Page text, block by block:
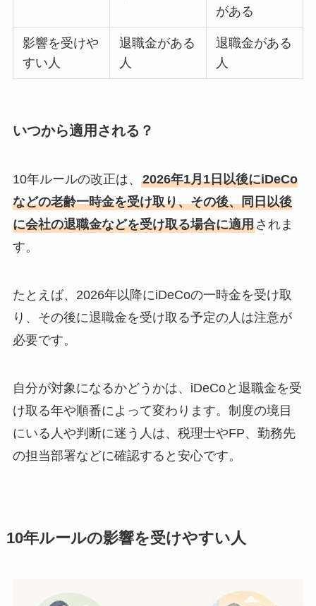
がある
影響を受けや
すい人
退職金がある
人
退職金がある
人
いつから適用される？
10年ルールの改正は、 2026年1月1日以後にiDeCo
などの老齢一時金を受け取り、その後、同日以後
に会社の退職金などを受け取る場合に適用されま
す。
たとえば、2026年以降にiDeCoの一時金を受け取
り、その後に退職金を受け取る予定の人は注意が
必要です。
自分が対象になるかどうかは、iDeCoと退職金を受
け取る年や順番によって変わります。制度の境目
にいる人や判断に迷う人は、税理士やFP、勤務先
の担当部署などに確認すると安心です。
10年ルールの影響を受けやすい人